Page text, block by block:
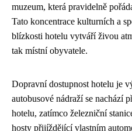
muzeum, která pravidelně
Tato koncentrace kulturních a
blízkosti hotelu vytváří živou
tak místní obyvatele.
Dopravní dostupnost hotelu je
autobusové nádraží se nachází
hotelu, zatímco železniční
hosty přijíždějící vlastním